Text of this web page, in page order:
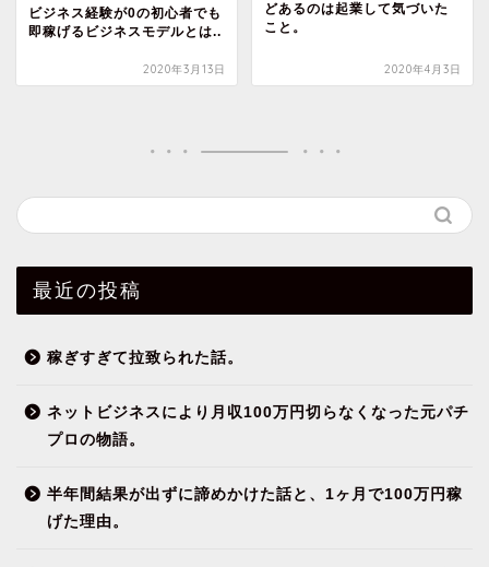
ビジネス経験が0の初心者でも
即稼げるビジネスモデルとは..
2020年3月13日
どあるのは起業して気づいた
こと。
2020年4月3日
最近の投稿
稼ぎすぎて拉致られた話。
ネットビジネスにより月収100万円切らなくなった元パチ
プロの物語。
半年間結果が出ずに諦めかけた話と、1ヶ月で100万円稼
げた理由。